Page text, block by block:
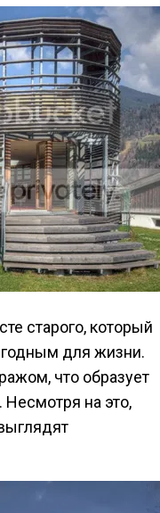
старого, который
для жизни.
что образует
на это,